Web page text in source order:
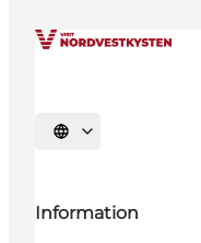
Vælg sprog
Information